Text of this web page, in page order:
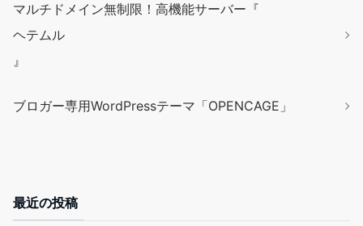
マルチドメイン無制限！高機能サーバー『
ヘテムル
』
ブロガー専用WordPressテーマ「OPENCAGE」
最近の投稿